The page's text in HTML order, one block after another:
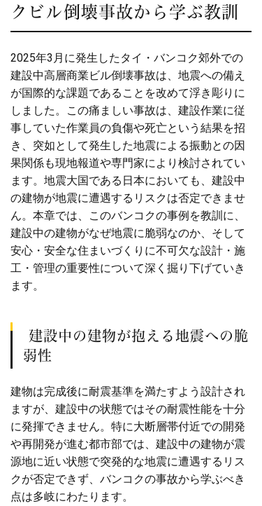
クビル倒壊事故から学ぶ教訓
2025年3月に発生したタイ・バンコク郊外での
建設中高層商業ビル倒壊事故は、地震への備え
が国際的な課題であることを改めて浮き彫りに
しました。この痛ましい事故は、建設作業に従
事していた作業員の負傷や死亡という結果を招
き、突如として発生した地震による振動との因
果関係も現地報道や専門家により検討されてい
ます。地震大国である日本においても、建設中
の建物が地震に遭遇するリスクは否定できませ
ん。本章では、このバンコクの事例を教訓に、
建設中の建物がなぜ地震に脆弱なのか、そして
安心・安全な住まいづくりに不可欠な設計・施
工・管理の重要性について深く掘り下げていき
ます。
建設中の建物が抱える地震への脆
弱性
建物は完成後に耐震基準を満たすよう設計され
ますが、建設中の状態ではその耐震性能を十分
に発揮できません。特に大断層帯付近での開発
や再開発が進む都市部では、建設中の建物が震
源地に近い状態で突発的な地震に遭遇するリス
クが否定できず、バンコクの事故から学ぶべき
点は多岐にわたります。